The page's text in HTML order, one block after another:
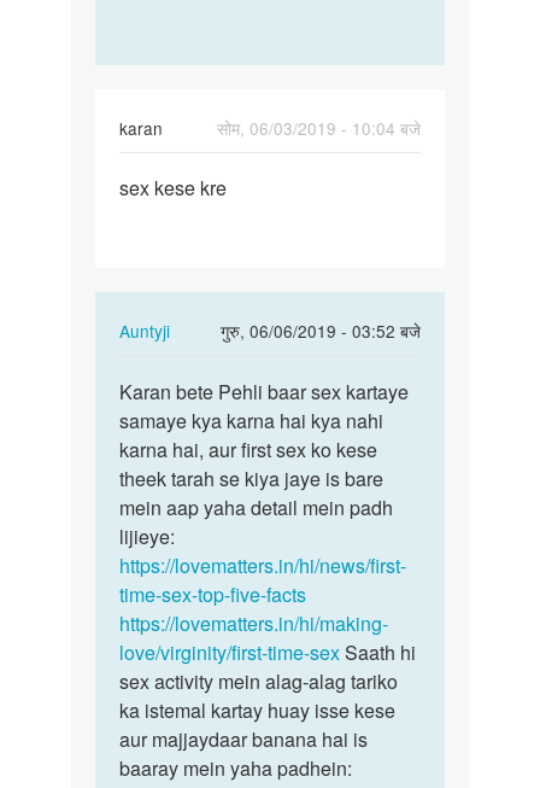
karan
सोम, 06/03/2019 - 10:04 बजे
sex
sex kese kre
Auntyji
गुरु, 06/06/2019 - 03:52 बजे
In
to
sex
kese
kre
by
karan
Karan
bete
Pehli
baar
sex…
Karan bete Pehli baar sex kartaye
samaye kya karna hai kya nahi
karna hai, aur first sex ko kese
theek tarah se kiya jaye is bare
mein aap yaha detail mein padh
lijieye:
https://lovematters.in/hi/news/first-
time-sex-top-five-facts
https://lovematters.in/hi/making-
love/virginity/first-time-sexSaath hi
sex activity mein alag-alag tariko
ka istemal kartay huay isse kese
aur majjaydaar banana hai is
baaray mein yaha padhein: